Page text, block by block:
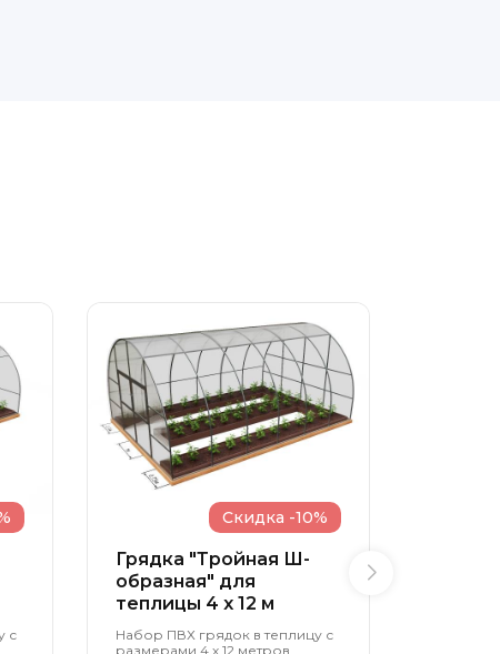
с
Грядка "Тройная Ш-
образная" для
теплицы 4 x 12 м
Набор ПВХ грядок в теплицу с
размерами 4 х 12 метров,
Скидка -10%